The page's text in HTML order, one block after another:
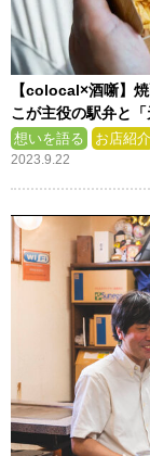
【colocal×酒噺】
こが主役の駅弁と
想いを語る お店紹介
2023.9.22